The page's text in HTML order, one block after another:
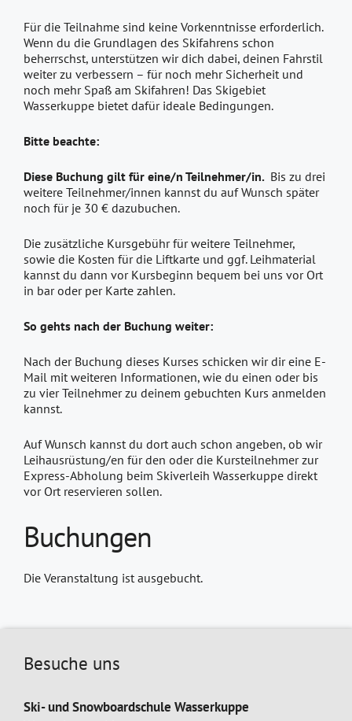
Für die Teilnahme sind keine Vorkenntnisse erforderlich.
Wenn du die Grundlagen des Skifahrens schon
beherrschst, unterstützen wir dich dabei, deinen Fahrstil
weiter zu verbessern – für noch mehr Sicherheit und
noch mehr Spaß am Skifahren! Das Skigebiet
Wasserkuppe bietet dafür ideale Bedingungen.
Bitte beachte:
Diese Buchung gilt für eine/n Teilnehmer/in. Bis zu drei
weitere Teilnehmer/innen kannst du auf Wunsch später
noch für je 30 € dazubuchen.
Die zusätzliche Kursgebühr für weitere Teilnehmer,
sowie die Kosten für die Liftkarte und ggf. Leihmaterial
kannst du dann vor Kursbeginn bequem bei uns vor Ort
in bar oder per Karte zahlen.
So gehts nach der Buchung weiter:
Nach der Buchung dieses Kurses schicken wir dir eine E-
Mail mit weiteren Informationen, wie du einen oder bis
zu vier Teilnehmer zu deinem gebuchten Kurs anmelden
kannst.
Auf Wunsch kannst du dort auch schon angeben, ob wir
Leihausrüstung/en für den oder die Kursteilnehmer zur
Express-Abholung beim Skiverleih Wasserkuppe direkt
vor Ort reservieren sollen.
Buchungen
Die Veranstaltung ist ausgebucht.
Besuche uns
Ski- und Snowboardschule Wasserkuppe